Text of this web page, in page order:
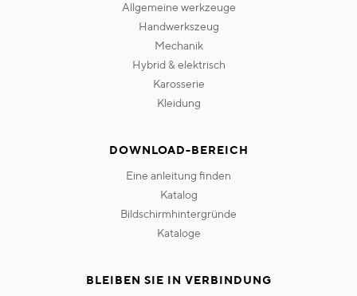
allgemeine werkzeuge
handwerkszeug
mechanik
hybrid & elektrisch
karosserie
kleidung
DOWNLOAD-BEREICH
eine anleitung finden
katalog
bildschirmhintergründe
kataloge
BLEIBEN SIE IN VERBINDUNG